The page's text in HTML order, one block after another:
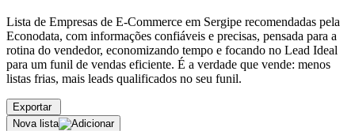
Lista de Empresas de E-Commerce em Sergipe recomendadas pela
Econodata, com informações confiáveis e precisas, pensada para a
rotina do vendedor, economizando tempo e focando no Lead Ideal
para um funil de vendas eficiente. É a verdade que vende: menos
listas frias, mais leads qualificados no seu funil.
Exportar
Nova lista